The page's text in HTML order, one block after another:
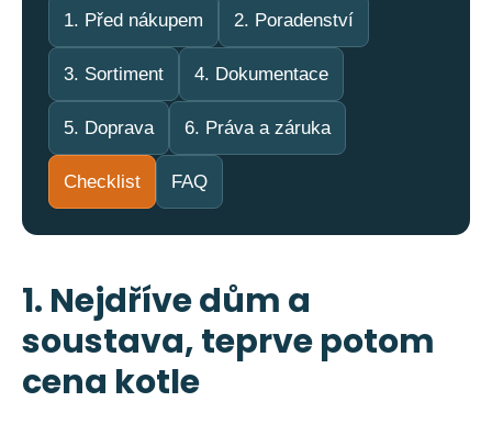
1. Před nákupem 2. Poradenství
3. Sortiment 4. Dokumentace
5. Doprava 6. Práva a záruka
Checklist FAQ
1. Nejdříve dům a
soustava, teprve potom
cena kotle
F24
F25MAX)
999